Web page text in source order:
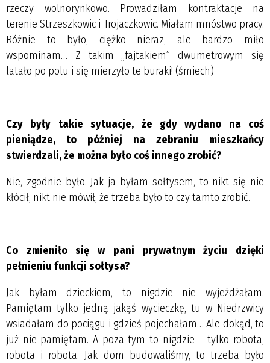
rzeczy wolnorynkowo. Prowadziłam kontraktacje na
terenie Strzeszkowic i Trojaczkowic. Miałam mnóstwo pracy.
Różnie to było, ciężko nieraz, ale bardzo miło
wspominam… Z takim „fajtakiem” dwumetrowym się
latało po polu i się mierzyło te buraki! (śmiech)
Czy były takie sytuacje, że gdy wydano na coś
pieniądze, to później na zebraniu mieszkańcy
stwierdzali, że można było coś innego zrobić?
Nie, zgodnie było. Jak ja byłam sołtysem, to nikt się nie
kłócił, nikt nie mówił, że trzeba było to czy tamto zrobić.
Co zmieniło się w pani prywatnym życiu dzięki
pełnieniu funkcji sołtysa?
Jak byłam dzieckiem, to nigdzie nie wyjeżdżałam.
Pamiętam tylko jedną jakąś wycieczkę, tu w Niedrzwicy
wsiadałam do pociągu i gdzieś pojechałam… Ale dokąd, to
już nie pamiętam. A poza tym to nigdzie – tylko robota,
robota i robota. Jak dom budowaliśmy, to trzeba było